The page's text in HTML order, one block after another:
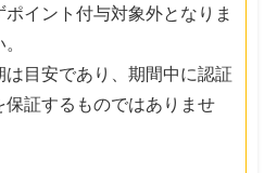
イント付与対象外となりま
目安であり、期間中に認証
証するものではありませ